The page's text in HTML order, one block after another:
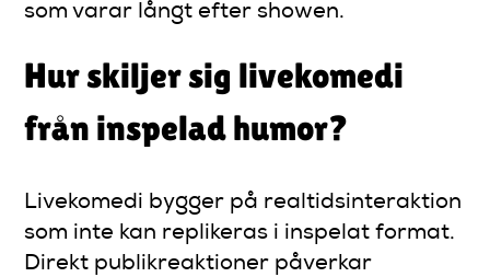
som varar långt efter showen.
Hur skiljer sig livekomedi
från inspelad humor?
Livekomedi bygger på realtidsinteraktion
som inte kan replikeras i inspelat format.
Direkt publikreaktioner påverkar